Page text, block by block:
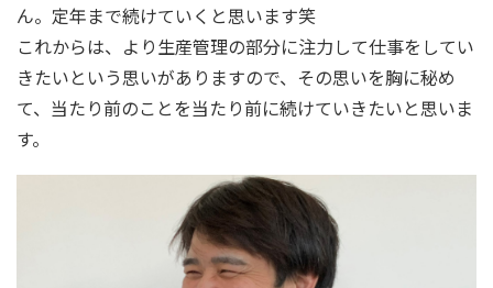
ん。定年まで続けていくと思います笑
これからは、より生産管理の部分に注力して仕事をしてい
きたいという思いがありますので、その思いを胸に秘め
て、当たり前のことを当たり前に続けていきたいと思いま
す。